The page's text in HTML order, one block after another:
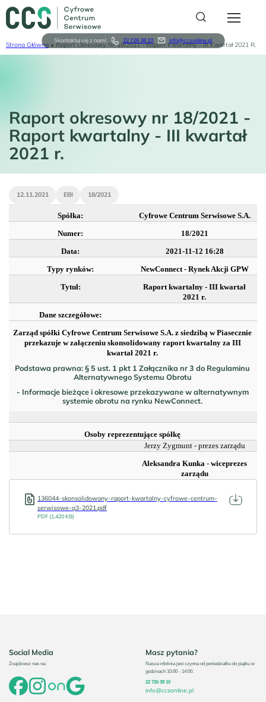
treści
Skontaktuj się z nami: 22 726 38 10 info@ccsonline.pl
Serwis
Relacje Inwestorskie
Sklep karyon
Logowanie
Rejestracja
Ścieżka
Strona Główna Raport Okresowy Nr 18/2021 - Raport Kwartalny - III Kwartał 2021 R.
Raport okresowy nr 18/2021 -
Raport kwartalny - III kwartał
2021 r.
12.11.2021 EBI 18/2021
Spółka:
Cyfrowe Centrum Serwisowe S.A.
Numer:
18/2021
Data:
2021-11-12 16:28
Typy rynków:
NewConnect - Rynek Akcji GPW
Tytuł:
Raport kwartalny - III kwartał
2021 r.
Dane szczegółowe:
Zarząd spółki Cyfrowe Centrum Serwisowe S.A. z siedzibą w Piasecznie
przekazuje w załączeniu skonsolidowany raport kwartalny za III
kwartał 2021 r.
Podstawa prawna: § 5 ust. 1 pkt 1 Załącznika nr 3 do Regulaminu
Alternatywnego Systemu Obrotu
- Informacje bieżące i okresowe przekazywane w alternatywnym
systemie obrotu na rynku NewConnect.
Osoby reprezentujące spółkę
Jerzy Zygmunt - prezes zarządu
Aleksandra Kunka - wiceprezes
zarządu
136044-skonsolidowany-raport-kwartalny-cyfrowe-centrum-
serwisowe-q3-2021.pdf
PDF (1,420 KB)
Social Media
Znajdziesz nas na:
Masz pytania?
Nasza infolinia jest czynna od poniedziałku do piątku w
godzinach 10:00 - 14:00.
22 726 38 10
info@ccsonline.pl